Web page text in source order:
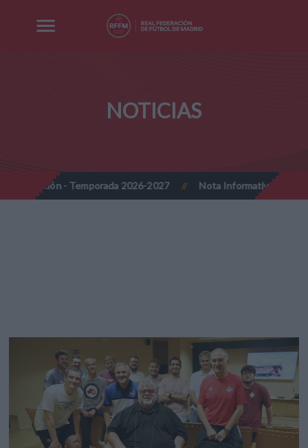
NOTICIAS
2026-2027 // Nota Informativa RFFM - Implantación